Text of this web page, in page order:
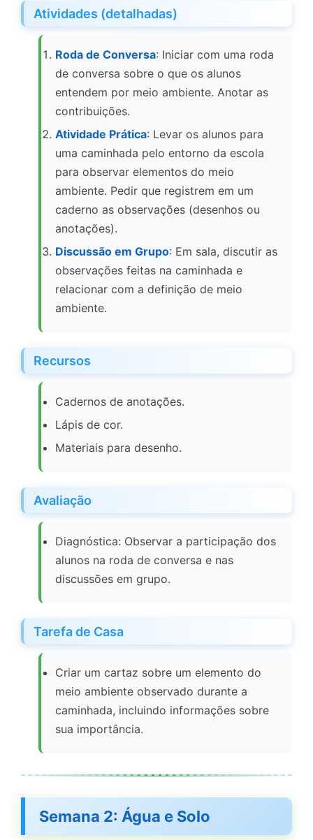
Atividades (detalhadas)
Roda de Conversa: Iniciar com uma roda
de conversa sobre o que os alunos
entendem por meio ambiente. Anotar as
contribuições.
Atividade Prática: Levar os alunos para
uma caminhada pelo entorno da escola
para observar elementos do meio
ambiente. Pedir que registrem em um
caderno as observações (desenhos ou
anotações).
Discussão em Grupo: Em sala, discutir as
observações feitas na caminhada e
relacionar com a definição de meio
ambiente.
Recursos
Cadernos de anotações.
Lápis de cor.
Materiais para desenho.
Avaliação
Diagnóstica: Observar a participação dos
alunos na roda de conversa e nas
discussões em grupo.
Tarefa de Casa
Criar um cartaz sobre um elemento do
meio ambiente observado durante a
caminhada, incluindo informações sobre
sua importância.
Semana 2: Água e Solo